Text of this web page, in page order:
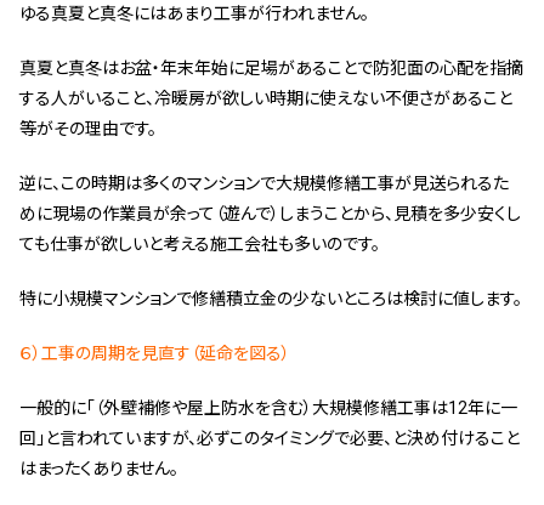
ゆる真夏と真冬にはあまり工事が行われません。
真夏と真冬はお盆・年末年始に足場があることで防犯面の心配を指摘
する人がいること、冷暖房が欲しい時期に使えない不便さがあること
等がその理由です。
逆に、この時期は多くのマンションで大規模修繕工事が見送られるた
めに現場の作業員が余って（遊んで）しまうことから、見積を多少安くし
ても仕事が欲しいと考える施工会社も多いのです。
特に小規模マンションで修繕積立金の少ないところは検討に値します。
６）工事の周期を見直す（延命を図る）
一般的に「（外壁補修や屋上防水を含む）大規模修繕工事は12年に一
回」と言われていますが、必ずこのタイミングで必要、と決め付けること
はまったくありません。